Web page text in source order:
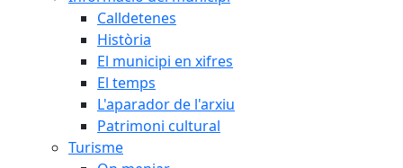
Calldetenes
Història
El municipi en xifres
El temps
L'aparador de l'arxiu
Patrimoni cultural
Turisme